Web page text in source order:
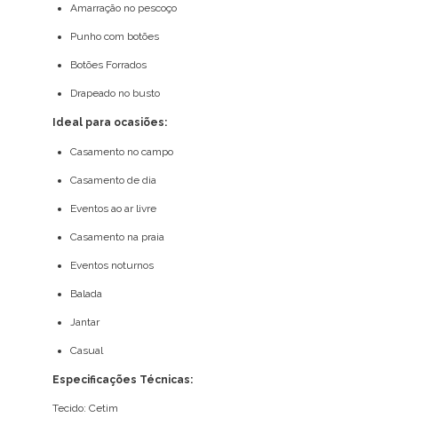
Amarração no pescoço
Punho com botões
Botões Forrados
Drapeado no busto
Ideal para ocasiões:
Casamento no campo
Casamento de dia
Eventos ao ar livre
Casamento na praia
Eventos noturnos
Balada
Jantar
Casual
Especificações Técnicas:
Tecido: Cetim